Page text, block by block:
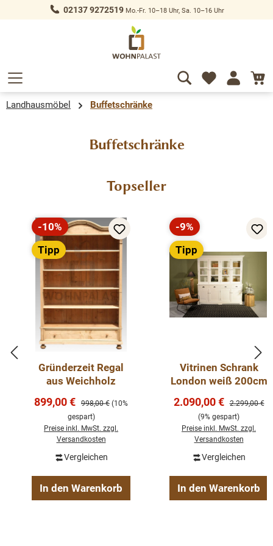
springen 02137 9272519Mo.-Fr. 10–18 Uhr, Sa. 10–16 Uhr
Landhausmöbel Buffetschränke
Buffetschränke
Produktgalerie überspringen
Topseller
Rabatt
-10%
Tipp
Gründerzeit Regal
aus Weichholz
Verkaufspreis:
899,00 € Regulärer Preis:
998,00 € (10%
gespart)
Preise inkl. MwSt. zzgl.
Versandkosten
Vergleichen
In den Warenkorb
Rabatt
-9%
Tipp
Vitrinen Schrank
London weiß 200cm
Verkaufspreis:
2.090,00 € Regulärer
2.299,00 €
(9% gespart)
Preise inkl. MwSt. zzgl.
Versandkosten
Vergleichen
In den Warenkorb